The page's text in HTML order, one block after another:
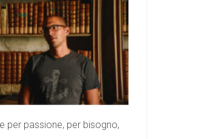
per passione, per bisogno,